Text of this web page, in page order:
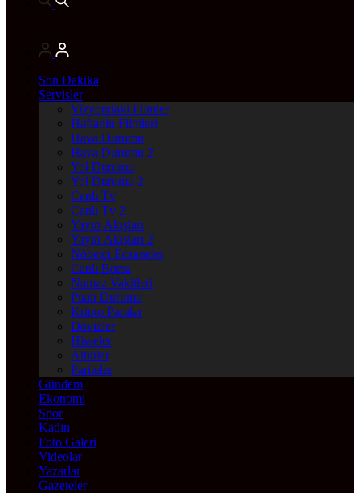
Son Dakika
Servisler
Vizyondaki Filmler
Haftanin Filmleri
Hava Durumu
Hava Durumu 2
Yol Durumu
Yol Durumu 2
Canlı Tv
Canlı Tv 2
Yayın Akışları
Yayın Akışları 2
Nöbetçi Eczaneler
Canlı Borsa
Namaz Vakitleri
Puan Durumu
Kripto Paralar
Dövizler
Hisseler
Altınlar
Pariteler
Gündem
Ekonomi
Spor
Kadın
Foto Galeri
Videolar
Yazarlar
Gazeteler